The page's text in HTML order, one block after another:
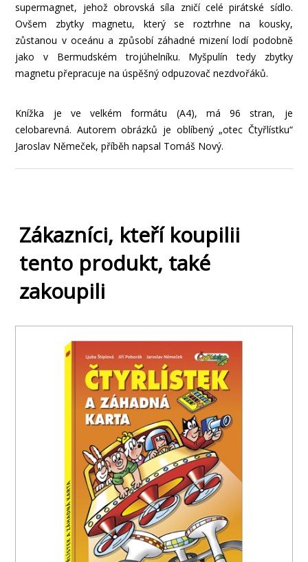
supermagnet, jehož obrovská síla zničí celé pirátské sídlo.
Ovšem zbytky magnetu, který se roztrhne na kousky,
zůstanou v oceánu a způsobí záhadné mizení lodí podobně
jako v Bermudském trojúhelníku. Myšpulín tedy zbytky
magnetu přepracuje na úspěšný odpuzovač nezdvořáků.
Knížka je ve velkém formátu (A4), má 96 stran, je
celobarevná. Autorem obrázků je oblíbený „otec Čtyřlístku“
Jaroslav Němeček, příběh napsal Tomáš Nový.
Zákazníci, kteří koupilii
tento produkt, také
zakoupili